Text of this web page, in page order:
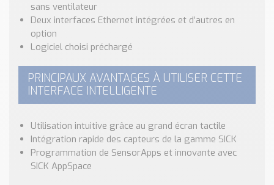
sans ventilateur
Deux interfaces Ethernet intégrées et d’autres en
option
Logiciel choisi préchargé
PRINCIPAUX AVANTAGES À UTILISER CETTE
INTERFACE INTELLIGENTE
Utilisation intuitive grâce au grand écran tactile
Intégration rapide des capteurs de la gamme SICK
Programmation de SensorApps et innovante avec
SICK AppSpace